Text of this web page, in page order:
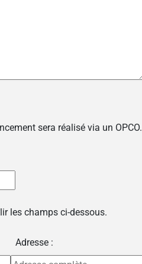
sera réalisé via un OPCO.
les champs ci-dessous.
Adresse :